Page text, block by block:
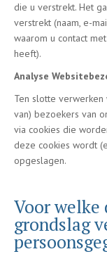
die u verstrekt. Het
verstrekt (naam, e-
waarom u contact
heeft).
Analyse
Ten slotte
van) bezoekers van
via cookies die
deze cookies wordt
opgeslagen.
Voor welke
grondslag